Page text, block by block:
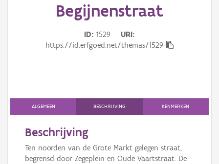
Persoon of collectief
Downloads
Hergebruik
Begijnenstraat
ID 1529
URI
https://id.erfgoed.net/themas/1529
ALGEMEEN BESCHRIJVING KENMERKEN
Beschrijving
Ten noorden van de Grote Markt gelegen straat,
begrensd door Zegeplein en Oude Vaartstraat. De